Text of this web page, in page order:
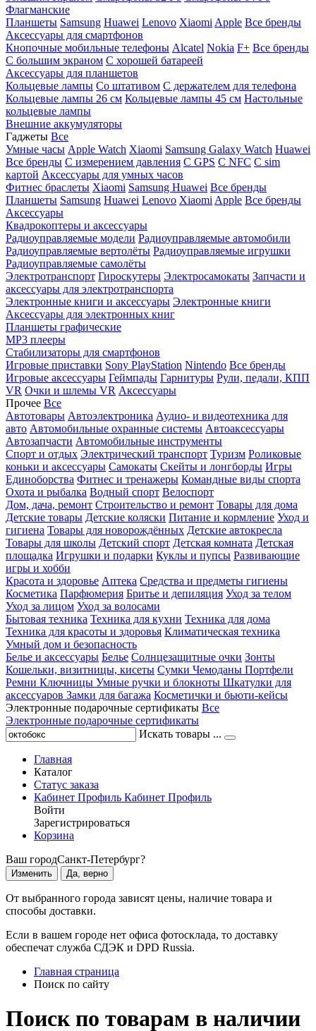
Флагманские
Планшеты Samsung Huawei Lenovo Xiaomi Apple Все бренды
Аксессуары для смартфонов
Кнопочные мобильные телефоны Alcatel Nokia F+ Все бренды
С большим экраном С хорошей батареей
Аксессуары для планшетов
Кольцевые лампы Со штативом C держателем для телефона
Кольцевые лампы 26 см Кольцевые лампы 45 см Настольные
кольцевые лампы
Внешние аккумуляторы
Гаджеты Все
Умные часы Apple Watch Xiaomi Samsung Galaxy Watch Huawei
Все бренды C измерением давления C GPS C NFC C sim
картой Аксессуары для умных часов
Фитнес браслеты Xiaomi Samsung Huawei Все бренды
Планшеты Samsung Huawei Lenovo Xiaomi Apple Все бренды
Аксессуары
Квадрокоптеры и аксессуары
Радиоуправляемые модели Радиоуправляемые автомобили
Радиоуправляемые вертолёты Радиоуправляемые игрушки
Радиоуправляемые самолёты
Электротранспорт Гироскутеры Электросамокаты Запчасти и
аксессуары для электротранспорта
Электронные книги и аксессуары Электронные книги
Аксессуары для электронных книг
Планшеты графические
MP3 плееры
Стабилизаторы для смартфонов
Игровые приставки Sony PlayStation Nintendo Все бренды
Игровые аксессуары Геймпады Гарнитуры Рули, педали, КПП
VR Очки и шлемы VR Аксессуары
Прочее Все
Автотовары Автоэлектроника Аудио- и видеотехника для
авто Автомобильные охранные системы Автоаксессуары
Автозапчасти Автомобильные инструменты
Спорт и отдых Электрический транспорт Туризм Роликовые
коньки и аксессуары Самокаты Скейты и лонгборды Игры
Единоборства Фитнес и тренажеры Командные виды спорта
Охота и рыбалка Водный спорт Велоспорт
Дом, дача, ремонт Строительство и ремонт Товары для дома
Детские товары Детские коляски Питание и кормление Уход и
гигиена Товары для новорождённых Детские автокресла
Товары для школы Детский спорт Детская комната Детская
площадка Игрушки и подарки Куклы и пупсы Развивающие
игры и хобби
Красота и здоровье Аптека Средства и предметы гигиены
Косметика Парфюмерия Бритье и депиляция Уход за телом
Уход за лицом Уход за волосами
Бытовая техника Техника для кухни Техника для дома
Техника для красоты и здоровья Климатическая техника
Умный дом и безопасность
Белье и аксессуары Белье Солнцезащитные очки Зонты
Кошельки, визитницы, кисеты Сумки Чемоданы Портфели
Ремни Ключницы Умные ручки и блокноты Шкатулки для
аксессуаров Замки для багажа Косметички и бьюти-кейсы
Электронные подарочные сертификаты Все
Электронные подарочные сертификаты
Искать товары ...
Главная
Каталог
Статус заказа
Кабинет Профиль Кабинет Профиль
Войти
Зарегистрироваться
Корзина
Ваш городСанкт-Петербург?
Изменить Да, верно
От выбранного города зависят цены, наличие товара и
способы доставки.
Если в вашем городе нет офиса фотосклада, то доставку
обеспечат служба СДЭК и DPD Russia.
Главная страница
Поиск по сайту
Поиск по товарам в наличии